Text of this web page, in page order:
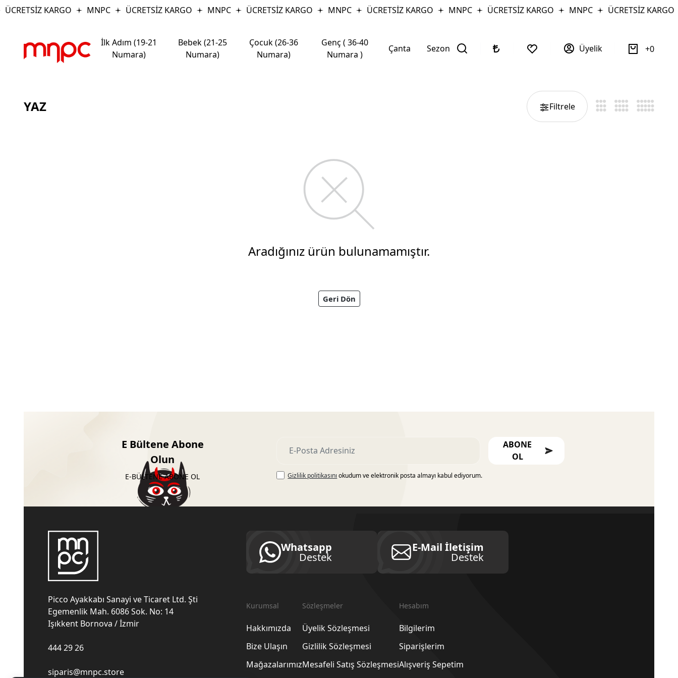
ÜCRETSİZ KARGO MNPC ÜCRETSİZ KARGO MNPC ÜCRETSİZ KARGO MNPC ÜCRETSİZ KARGO MNPC ÜCRETSİZ KARGO MNPC ÜCRETSİZ KARGO
İlk Adım (19-21
Numara)
Bebek (21-25
Numara)
Çocuk (26-36
Numara)
Genç ( 36-40
Numara )
Çanta Sezon Üyelik 0
YAZ Filtrele
Aradığınız ürün bulunamamıştır.
Geri Dön
E Bültene Abone
Olun
E-BÜLTENE ABONE OL
ABONE
OL
Gizlilik politikasını okudum ve elektronik posta almayı kabul ediyorum.
Picco Ayakkabı Sanayi ve Ticaret Ltd. Şti
Egemenlik Mah. 6086 Sok. No: 14
Işıkkent Bornova / İzmir
444 29 26
siparis@mnpc.store
Whatsapp
Destek
E-Mail İletişim
Destek
Kurumsal
Hakkımızda
Bize Ulaşın
Mağazalarımız
Sözleşmeler
Üyelik Sözleşmesi
Gizlilik Sözleşmesi
Mesafeli Satış Sözleşmesi
Hesabım
Bilgilerim
Siparişlerim
Alışveriş Sepetim